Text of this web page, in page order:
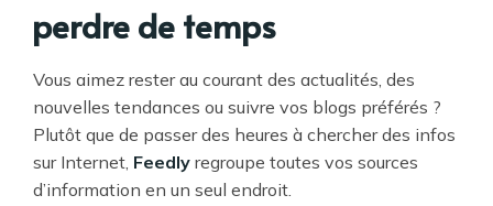
perdre de temps
Vous aimez rester au courant des actualités, des
nouvelles tendances ou suivre vos blogs préférés ?
Plutôt que de passer des heures à chercher des infos
sur Internet, Feedly regroupe toutes vos sources
d’information en un seul endroit.